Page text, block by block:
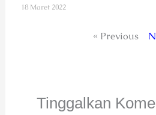
18 Maret 2022
« Previous
Tinggalkan